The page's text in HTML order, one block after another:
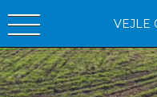
VEJLE